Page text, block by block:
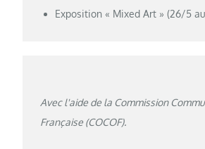
Exposition « Mixed Art » (26/5
Avec l'aide de la Commission
Française (COCOF).